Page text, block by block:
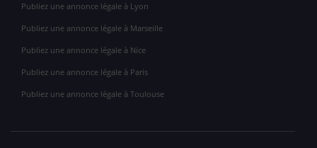
Publiez une annonce légale à Lyon
Publiez une annonce légale à Marseille
Publiez une annonce légale à Nice
Publiez une annonce légale à Paris
Publiez une annonce légale à Toulouse